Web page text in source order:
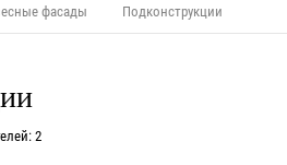
фасады Подконструкции
2